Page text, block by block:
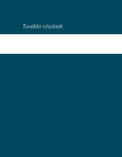
További részletek